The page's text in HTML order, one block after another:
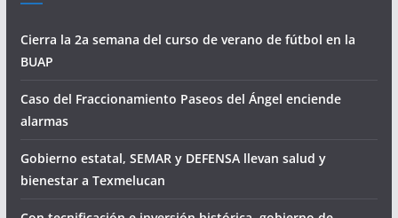
Cierra la 2a semana del curso de verano de fútbol en la
BUAP
Caso del Fraccionamiento Paseos del Ángel enciende
alarmas
Gobierno estatal, SEMAR y DEFENSA llevan salud y
bienestar a Texmelucan